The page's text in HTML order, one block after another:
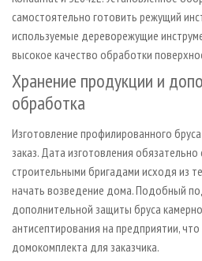
самостоятельно готовить режущий
используемые дереворежущие
высокое качество обработки
Хранение продукции и
обработка
Изготовление профилированного
заказ. Дата изготовления обязательно
строительными бригадами исходя из
начать возведение дома. Подобный
дополнительной защиты бруса
антисептирования на предприятии,
домокомплекта для заказчика.